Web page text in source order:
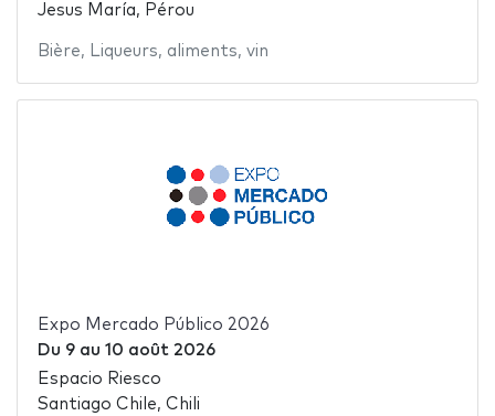
Jesus María, Pérou
Bière, Liqueurs, aliments, vin
Expo Mercado Público 2026
Du 9au 10 août 2026
Espacio Riesco
Santiago Chile, Chili